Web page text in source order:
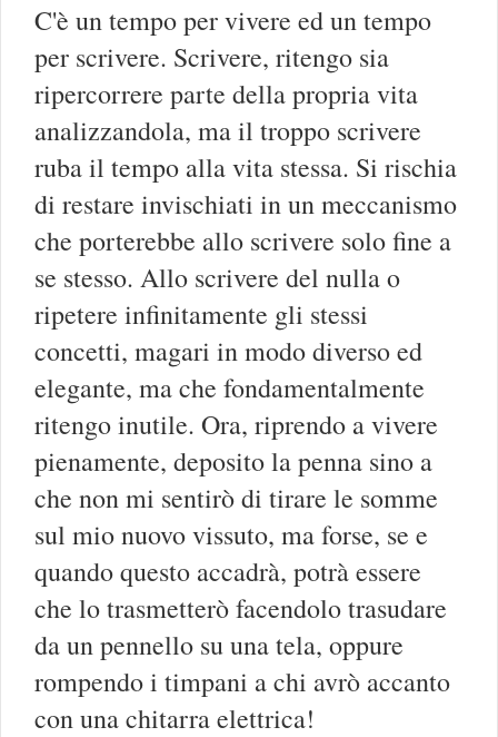
C'è un tempo per vivere ed un tempo
per scrivere. Scrivere, ritengo sia
ripercorrere parte della propria vita
analizzandola, ma il troppo scrivere
ruba il tempo alla vita stessa. Si rischia
di restare invischiati in un meccanismo
che porterebbe allo scrivere solo fine a
se stesso. Allo scrivere del nulla o
ripetere infinitamente gli stessi
concetti, magari in modo diverso ed
elegante, ma che fondamentalmente
ritengo inutile. Ora, riprendo a vivere
pienamente, deposito la penna sino a
che non mi sentirò di tirare le somme
sul mio nuovo vissuto, ma forse, se e
quando questo accadrà, potrà essere
che lo trasmetterò facendolo trasudare
da un pennello su una tela, oppure
rompendo i timpani a chi avrò accanto
con una chitarra elettrica!